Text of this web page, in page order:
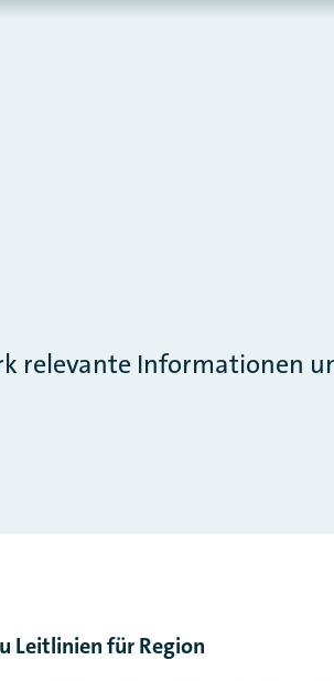
relevante Informationen
Leitlinien für Region